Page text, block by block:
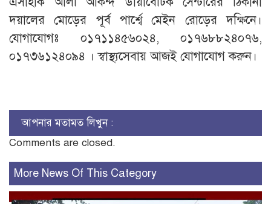
দয়ালের মোড়ের পূর্ব পার্শ্বে মেইন রোড়ের দক্ষিনে।
যোগাযোগঃ ০১৭১১৪৫৬০২৪, ০১৭৬৮৮২৪০৭৬,
০১৭৩৬১২৪০৯৪ । স্বাস্থ্যসেবায় আজই যোগাযোগ করুন।
আপনার মতামত লিখুন :
Comments are closed.
More News Of This Category